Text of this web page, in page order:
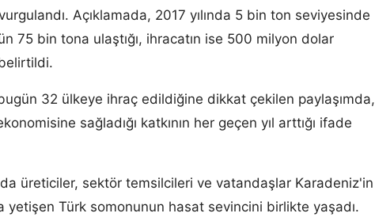
Açıklamada, 2017 yılında 5 bin ton seviyesinde
75 bin tona ulaştığı, ihracatın ise 500 milyon dolar
32 ülkeye ihraç edildiğine dikkat çekilen paylaşımda,
sağladığı katkının her geçen yıl arttığı ifade
üreticiler, sektör temsilcileri ve vatandaşlar Karadeniz'in
yetişen Türk somonunun hasat sevincini birlikte yaşadı.